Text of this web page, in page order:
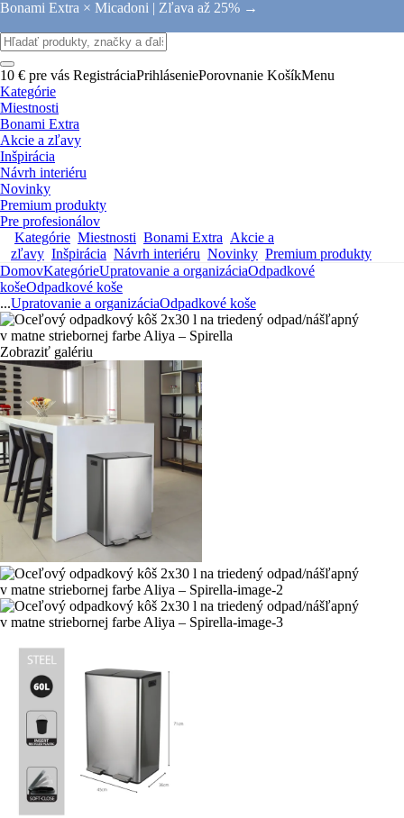
Bonami Extra × Micadoni | Zľava až 25% →
10 € pre vás RegistráciaPrihláseniePorovnanie KošíkMenu
Kategórie
Miestnosti
Bonami Extra
Akcie a zľavy
Inšpirácia
Návrh interiéru
Novinky
Premium produkty
Pre profesionálov
Kategórie Miestnosti Bonami Extra Akcie a
zľavy Inšpirácia Návrh interiéru Novinky Premium produkty
DomovKategórieUpratovanie a organizáciaOdpadkové
košeOdpadkové koše
...Upratovanie a organizáciaOdpadkové koše
Zobraziť galériu